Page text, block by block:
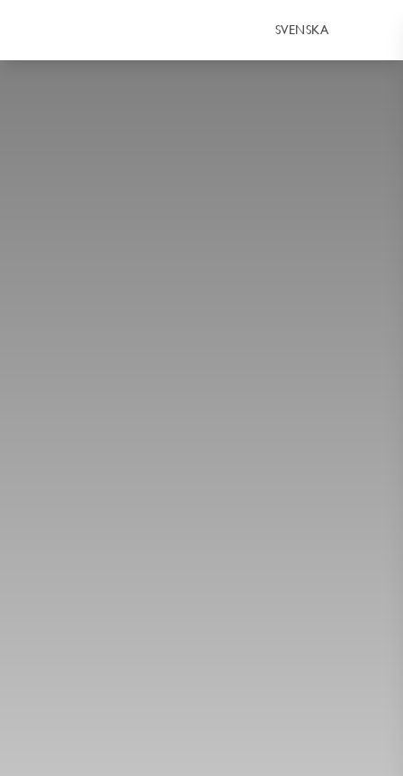
SVENSKA